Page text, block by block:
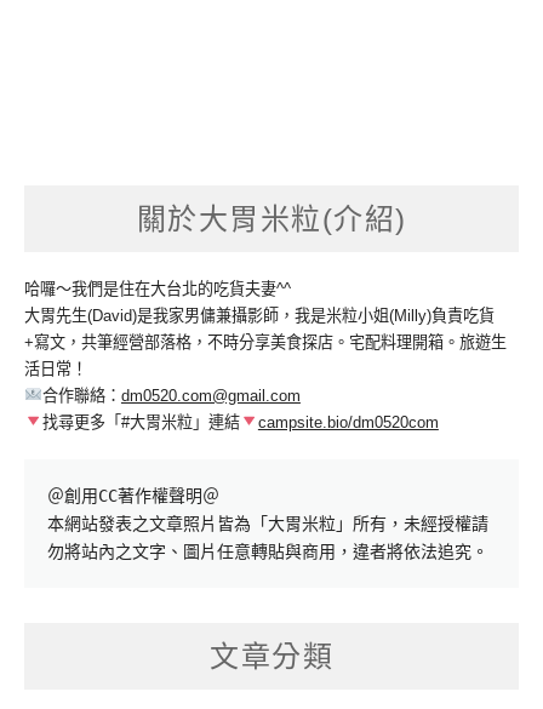
關於大胃米粒(介紹)
哈囉～我們是住在大台北的吃貨夫妻^^
大胃先生(David)是我家男傭兼攝影師，我是米粒小姐(Milly)負責吃貨
+寫文，共筆經營部落格，不時分享美食探店。宅配料理開箱。旅遊生
活日常！
合作聯絡： dm0520.com@gmail.com
找尋更多「#大胃米粒」連結
campsite.bio/dm0520com
＠創用CC著作權聲明＠
本網站發表之文章照片皆為「大胃米粒」所有，未經授權請
勿將站內之文字、圖片任意轉貼與商用，違者將依法追究。
文章分類